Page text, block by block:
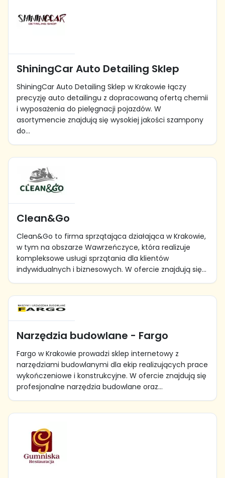
ShiningCar Auto Detailing Sklep
ShiningCar Auto Detailing Sklep w Krakowie łączy
precyzję auto detailingu z dopracowaną ofertą chemii
i wyposażenia do pielęgnacji pojazdów. W
asortymencie znajdują się wysokiej jakości szampony
do...
Clean&Go
Clean&Go to firma sprzątająca działająca w Krakowie,
w tym na obszarze Wawrzeńczyce, która realizuje
kompleksowe usługi sprzątania dla klientów
indywidualnych i biznesowych. W ofercie znajdują się...
Narzędzia budowlane - Fargo
Fargo w Krakowie prowadzi sklep internetowy z
narzędziami budowlanymi dla ekip realizujących prace
wykończeniowe i konstrukcyjne. W ofercie znajdują się
profesjonalne narzędzia budowlane oraz...